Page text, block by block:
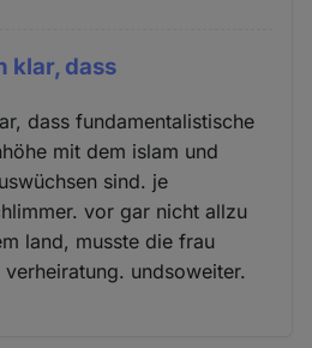
klar, dass
dass fundamentalistische
mit dem islam und
sind. je
vor gar nicht allzu
land, musste die frau
undsoweiter.